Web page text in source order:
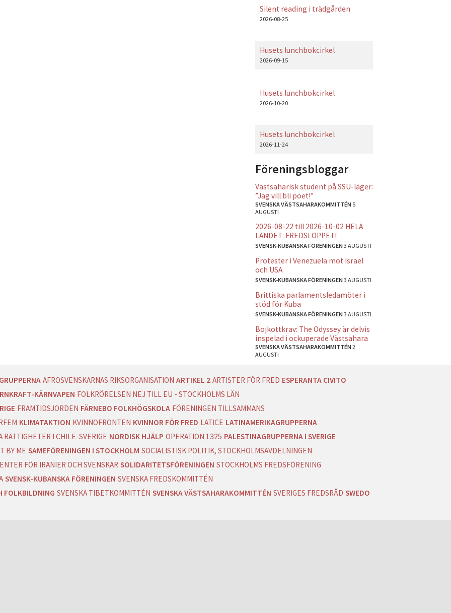
Silent reading i trädgården
2026-08-25
Husets lunchbokcirkel
2026-09-15
Husets lunchbokcirkel
2026-10-20
Husets lunchbokcirkel
2026-11-24
Föreningsbloggar
Västsaharisk student på SSU-läger:
”Jag vill bli poet!”
SVENSKA VÄSTSAHARAKOMMITTÉN 5
AUGUSTI
2026-08-22 till 2026-10-02 HELA
LANDET: FREDSLOPPET!
SVENSK-KUBANSKA FÖRENINGEN3 AUGUSTI
Protester i Venezuela mot Israel
och USA
SVENSK-KUBANSKA FÖRENINGEN3 AUGUSTI
Brittiska parlamentsledamöter i
stöd för Kuba
SVENSK-KUBANSKA FÖRENINGEN3 AUGUSTI
Bojkottkrav: The Odyssey är delvis
inspelad i ockuperade Västsahara
SVENSKA VÄSTSAHARAKOMMITTÉN2
AUGUSTI
AFROSVENSKARNAS RIKSORGANISATION ARTIKEL 2 ARTISTER FÖR FRED ESPERANTA CIVITO
KÄRNVAPEN FOLKRÖRELSEN NEJ TILL EU - STOCKHOLMS LÄN
FRAMTIDSJORDEN FÄRNEBO FOLKHÖGSKOLA FÖRENINGEN TILLSAMMANS
KLIMATAKTION KVINNOFRONTEN KVINNOR FÖR FRED LATICE LATINAMERIKAGRUPPERNA
RÄTTIGHETER I CHILE-SVERIGE NORDISK HJÄLP OPERATION 1325 PALESTINAGRUPPERNA I SVERIGE
BY ME SAMEFÖRENINGEN I STOCKHOLM SOCIALISTISK POLITIK, STOCKHOLMSAVDELNINGEN
FÖR IRANIER OCH SVENSKAR SOLIDARITETSFÖRENINGEN STOCKHOLMS FREDSFÖRENING
SVENSK-KUBANSKA FÖRENINGEN SVENSKA FREDSKOMMITTÉN
FOLKBILDNING SVENSKA TIBETKOMMITTÉN SVENSKA VÄSTSAHARAKOMMITTÉN SVERIGES FREDSRÅD SWEDO